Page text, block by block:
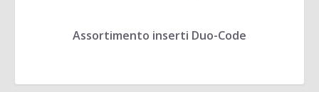
Assortimento inserti Duo-Code